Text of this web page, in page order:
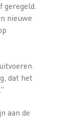
geregeld.
nieuwe
dat het
aan de